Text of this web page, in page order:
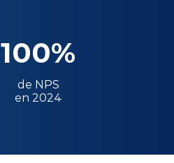
100%
de NPS
en 2024